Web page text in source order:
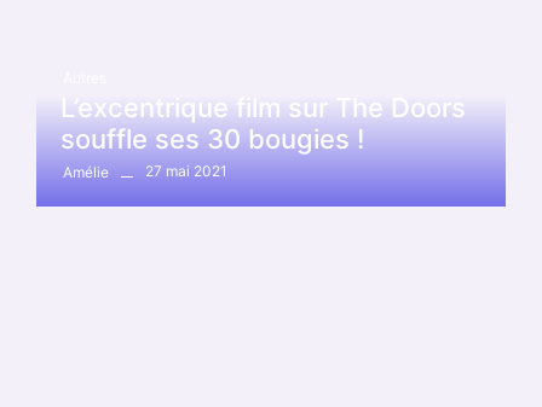
L’excentrique film sur The Doors
souffle ses 30 bougies !
Amélie 27 mai 2021